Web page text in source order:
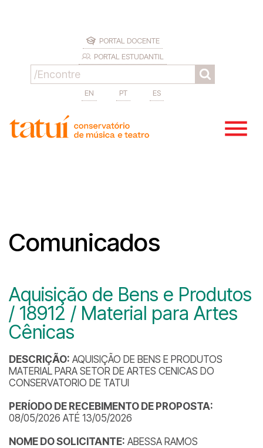
PORTAL DOCENTE
PORTAL ESTUDANTIL
EN PT ES
Comunicados
Aquisição de Bens e Produtos
/ 18912 / Material para Artes
Cênicas
DESCRIÇÃO: AQUISIÇÃO DE BENS E PRODUTOS
MATERIAL PARA SETOR DE ARTES CENICAS DO
CONSERVATORIO DE TATUI
PERÍODO DE RECEBIMENTO DE PROPOSTA:
08/05/2026 ATÉ 13/05/2026
NOME DO SOLICITANTE: ABESSA RAMOS